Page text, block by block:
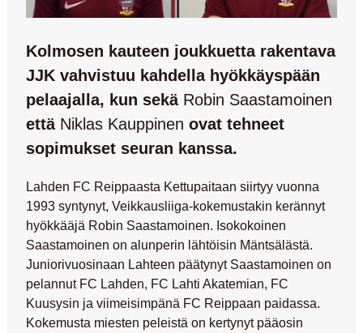
Kolmosen kauteen joukkuetta rakentava
JJK vahvistuu kahdella hyökkäyspään
pelaajalla, kun sekä Robin Saastamoinen
että Niklas Kauppinen ovat tehneet
sopimukset seuran kanssa.
Lahden FC Reippaasta Kettupaitaan siirtyy vuonna
1993 syntynyt, Veikkausliiga-kokemustakin kerännyt
hyökkääjä Robin Saastamoinen. Isokokoinen
Saastamoinen on alunperin lähtöisin Mäntsälästä.
Juniorivuosinaan Lahteen päätynyt Saastamoinen on
pelannut FC Lahden, FC Lahti Akatemian, FC
Kuusysin ja viimeisimpänä FC Reippaan paidassa.
Kokemusta miesten peleistä on kertynyt pääosin